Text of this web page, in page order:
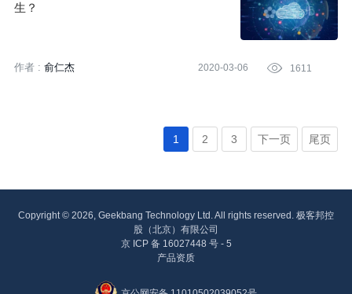
生？
作者 : 俞仁杰 2020-03-06  1611
1 2 3 下一页 尾页
Copyright © 2026, Geekbang Technology Ltd. All rights reserved. 极客邦控
股（北京）有限公司
京 ICP 备 16027448 号 - 5
产品资质